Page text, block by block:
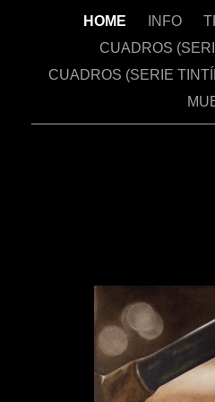
HOME INFO
CUADROS
CUADROS (SERIE